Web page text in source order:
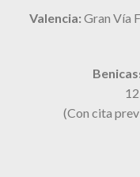
Valencia: Gran Vía
(Con cita